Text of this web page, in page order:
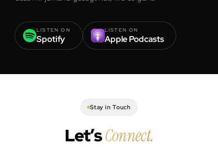
LISTEN ON
Spotify
LISTEN ON
Apple Podcasts
Stay in Touch
Let’sConnect.